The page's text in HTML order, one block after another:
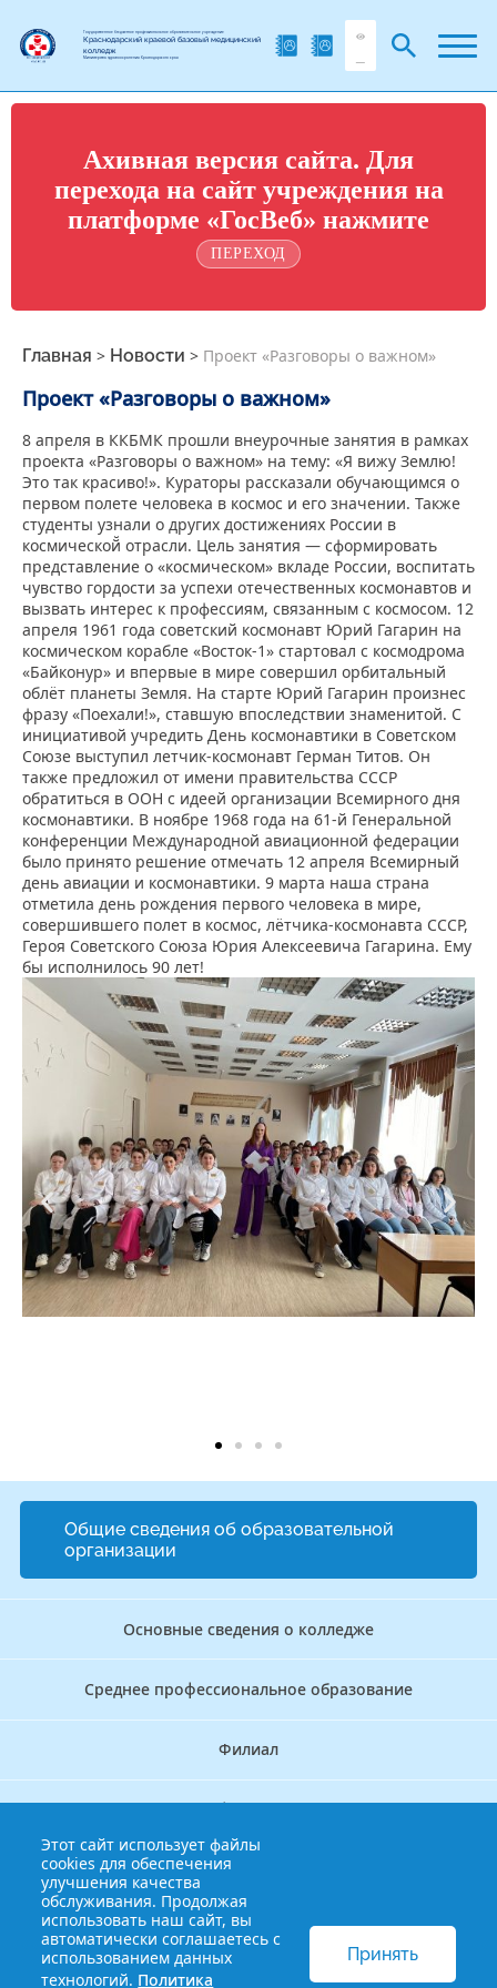
Государственное бюджетное профессиональное образовательное учреждение
Краснодарский краевой базовый медицинский
колледж
Министерства здравоохранения Краснодарского края
Ахивная версия сайта. Для
перехода на сайт учреждения на
платформе «ГосВеб» нажмите
ПЕРЕХОД
Главная > Новости > Проект «Разговоры о важном»
Проект «Разговоры о важном»
8 апреля в ККБМК прошли внеурочные занятия в рамках
проекта «Разговоры о важном» на тему: «Я вижу Землю!
Это так красиво!». Кураторы рассказали обучающимся о
первом полете человека в космос и его значении. Также
студенты узнали о других достижениях России в
космической̆ отрасли. Цель занятия — сформировать
представление о «космическом» вкладе России, воспитать
чувство гордости за успехи отечественных космонавтов и
вызвать интерес к профессиям, связанным с космосом. 12
апреля 1961 года советский космонавт Юрий Гагарин на
космическом корабле «Восток-1» стартовал с космодрома
«Байконур» и впервые в мире совершил орбитальный
облёт планеты Земля. На старте Юрий Гагарин произнес
фразу «Поехали!», ставшую впоследствии знаменитой. С
инициативой учредить День космонавтики в Советском
Союзе выступил летчик-космонавт Герман Титов. Он
также предложил от имени правительства СССР
обратиться в ООН с идеей организации Всемирного дня
космонавтики. В ноябре 1968 года на 61-й Генеральной
конференции Международной авиационной федерации
было принято решение отмечать 12 апреля Всемирный
день авиации и космонавтики. 9 марта наша страна
отметила день рождения первого человека в мире,
совершившего полет в космос, лётчика-космонавта СССР,
Героя Советского Союза Юрия Алексеевича Гагарина. Ему
бы исполнилось 90 лет!
Общие сведения об образовательной
организации
Основные сведения о колледже
Среднее профессиональное образование
Филиал
Дополнительное профессиональное образование
Аккредитационно — симуляционный центр
Бережливый колледж
Этот сайт использует файлы
cookies для обеспечения
улучшения качества
обслуживания. Продолжая
использовать наш сайт, вы
автоматически соглашаетесь с
использованием данных
технологий. Политика
Принять